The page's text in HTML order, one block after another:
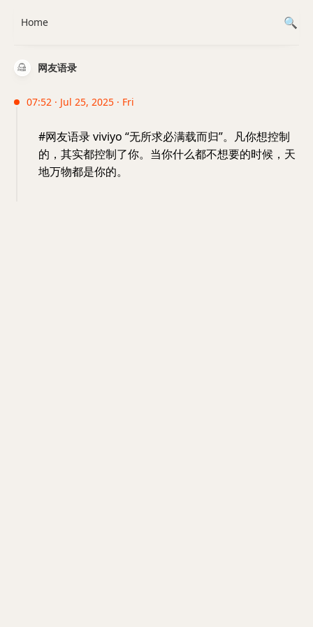
网友语录
07:52 · Jul 25, 2025 · Fri
#网友语录 viviyo “无所求必满载而归”。凡你想控制
的，其实都控制了你。当你什么都不想要的时候，天
地万物都是你的。
Home